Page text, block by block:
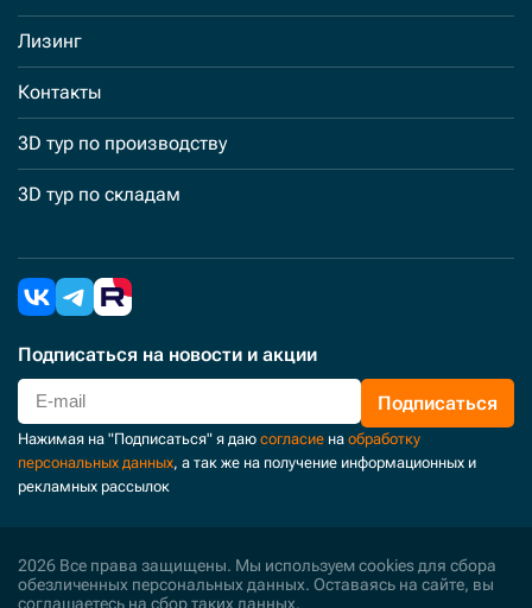
Лизинг
Контакты
3D тур по производству
3D тур по складам
Подписаться на новости и акции
Подписаться
Нажимая на "Подписаться" я даю согласие на обработку
персональных данных, а так же на получение информационных и
рекламных рассылок
2026 Все права защищены. Мы используем cookies для сбора
обезличенных персональных данных. Оставаясь на сайте, вы
соглашаетесь на сбор таких данных.